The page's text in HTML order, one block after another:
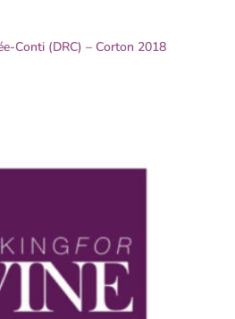
Conti (DRC) – Corton 2018